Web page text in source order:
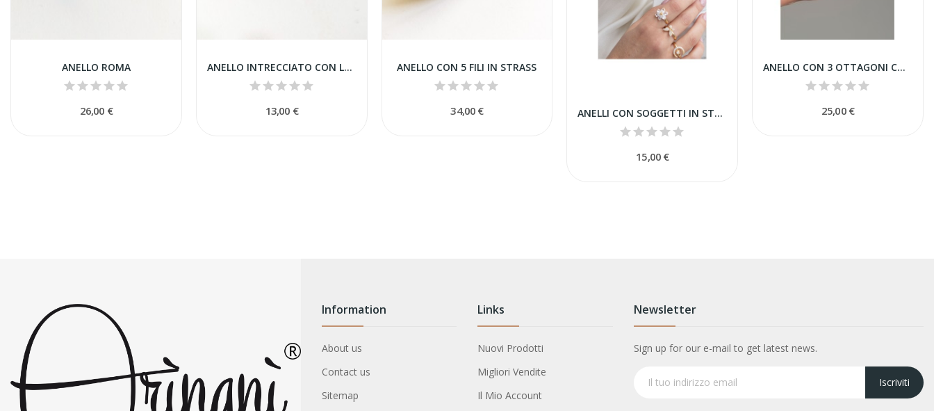
ANELLO ROMA
26,00 €
ANELLO INTRECCIATO CON LETTERA
13,00 €
ANELLO CON 5 FILI IN STRASS
34,00 € ANELLI CON SOGGETTI IN STRASS
15,00 €
ANELLO CON 3 OTTAGONI COLORATI
25,00 €
Information
About us
Contact us
Sitemap
Links
Nuovi Prodotti
Migliori Vendite
Il Mio Account
Newsletter
Sign up for our e-mail to get latest news.
Iscriviti